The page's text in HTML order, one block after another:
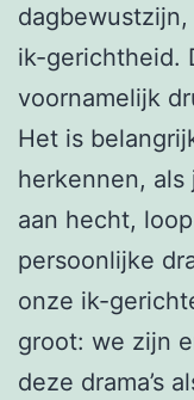
ik-gerichtheid.
voornamelijk
Het is
herkennen,
aan hecht,
persoonlijke
onze ik-
groot: we zijn
deze drama’s